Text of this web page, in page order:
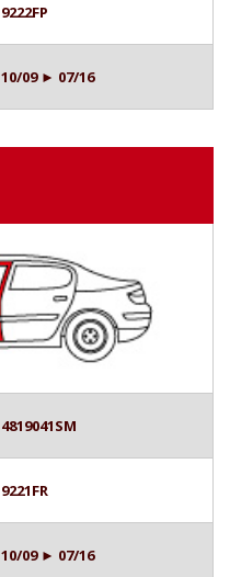
9222FP
10/09 ► 07/16
4819041SM
9221FR
10/09 ► 07/16